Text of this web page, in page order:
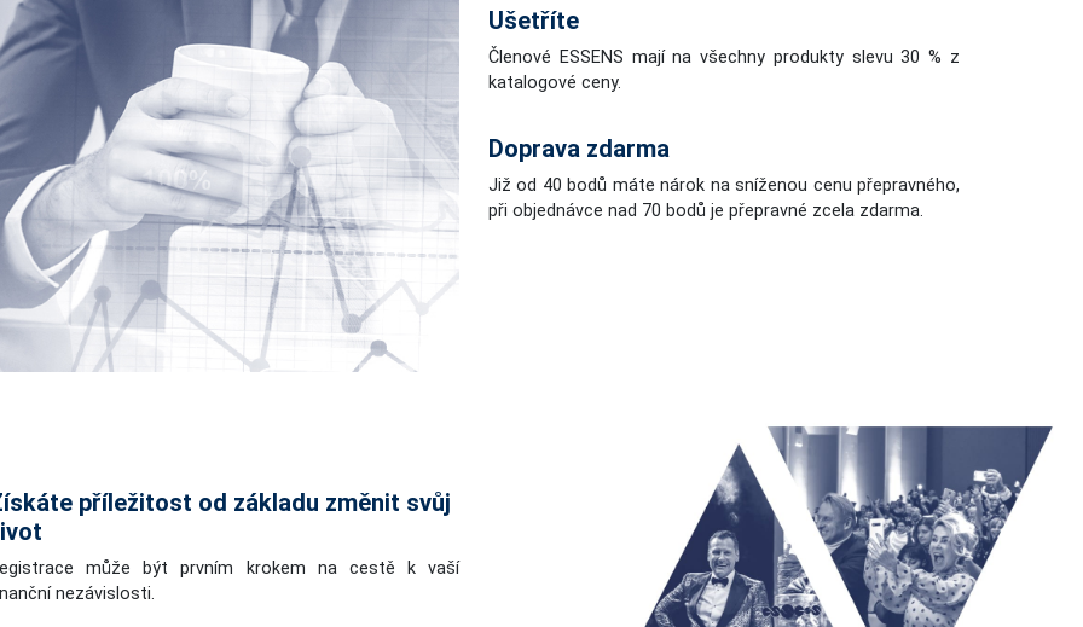
Ušetříte
Členové ESSENS mají na všechny produkty slevu 30 % z
katalogové ceny.
Doprava zdarma
Již od 40 bodů máte nárok na sníženou cenu přepravného,
při objednávce nad 70 bodů je přepravné zcela zdarma.
příležitost od základu změnit svůj
může být prvním krokem na cestě k vaší
nezávislosti.